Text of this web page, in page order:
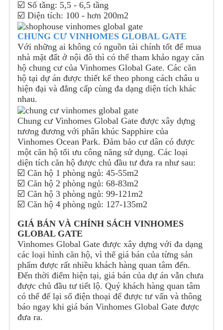
☑️ Số tầng: 5,5 - 6,5 tầng
☑️ Diện tích: 100 - hơn 200m2
CHUNG CƯ VINHOMES GLOBAL GATE
Với những ai không có nguồn tài chính tốt để mua
nhà mặt đất ở nội đô thì có thể tham khảo ngay căn
hộ chung cư của Vinhomes Global Gate. Các căn
hộ tại dự án được thiết kế theo phong cách châu u
hiện đại và đẳng cấp cùng đa dạng diện tích khác
nhau.
Chung cư Vinhomes Global Gate được xây dựng
tương đương với phân khúc Sapphire của
Vinhomes Ocean Park. Đảm bảo cư dân có được
một căn hộ tối ưu công năng sử dụng. Các loại
diện tích căn hộ được chủ đầu tư đưa ra như sau:
☑️ Căn hộ 1 phòng ngủ: 45-55m2
☑️ Căn hộ 2 phòng ngủ: 68-83m2
☑️ Căn hộ 3 phòng ngủ: 99-121m2
☑️ Căn hộ 4 phòng ngủ: 127-135m2
GIÁ BÁN VÀ CHÍNH SÁCH VINHOMES
GLOBAL GATE
Vinhomes Global Gate được xây dựng với đa dạng
các loại hình căn hộ, vì thế giá bán của từng sản
phẩm được rất nhiều khách hàng quan tâm đến.
Đến thời điểm hiện tại, giá bán của dự án vẫn chưa
được chủ đầu tư tiết lộ. Quý khách hàng quan tâm
có thể để lại số điện thoại để được tư vấn và thông
báo ngay khi giá bán Vinhomes Global Gate được
đưa ra.